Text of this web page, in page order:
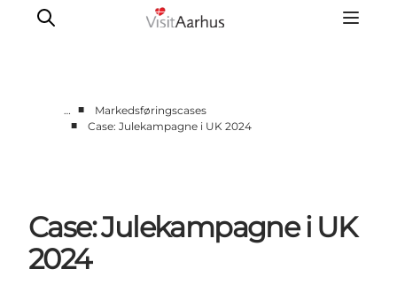
Partnersamarbejde
Frivillig ReThinker
Presse
… ■
Markedsføringscases
■
Case: Julekampagne i UK 2024
Case: Julekampagne i UK
2024